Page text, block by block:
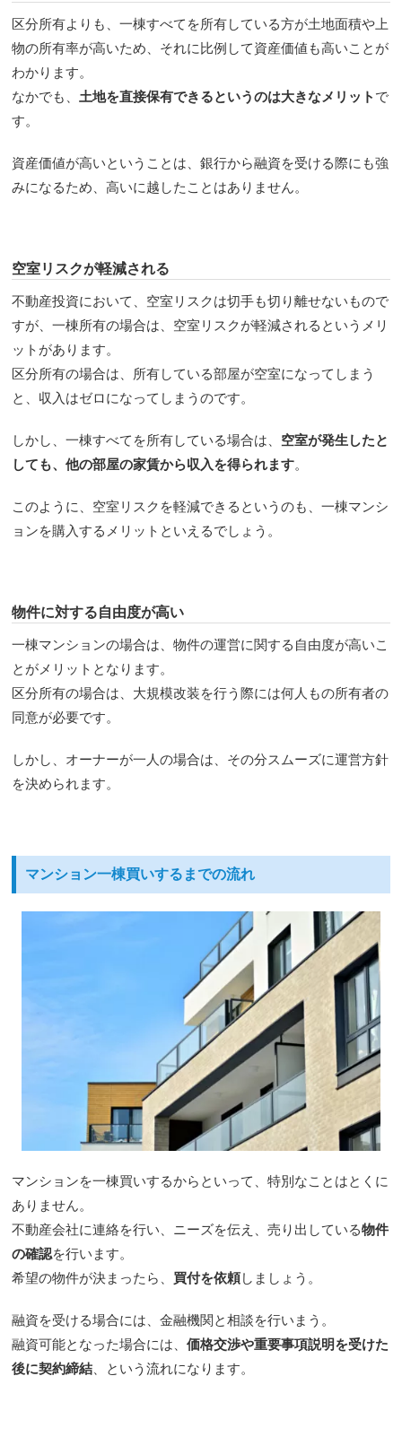
区分所有よりも、一棟すべてを所有している方が土地面積や上
物の所有率が高いため、それに比例して資産価値も高いことが
わかります。
なかでも、 土地を直接保有できるというのは大きなメリット で
す。
資産価値が高いということは、銀行から融資を受ける際にも強
みになるため、高いに越したことはありません。
空室リスクが軽減される
不動産投資において、空室リスクは切手も切り離せないもので
すが、一棟所有の場合は、空室リスクが軽減されるというメリ
ットがあります。
区分所有の場合は、所有している部屋が空室になってしまう
と、収入はゼロになってしまうのです。
しかし、一棟すべてを所有している場合は、 空室が発生したと
しても、他の部屋の家賃から収入を得られます。
このように、空室リスクを軽減できるというのも、一棟マンシ
ョンを購入するメリットといえるでしょう。
物件に対する自由度が高い
一棟マンションの場合は、物件の運営に関する自由度が高いこ
とがメリットとなります。
区分所有の場合は、大規模改装を行う際には何人もの所有者の
同意が必要です。
しかし、オーナーが一人の場合は、その分スムーズに運営方針
を決められます。
マンション一棟買いするまでの流れ
マンションを一棟買いするからといって、特別なことはとくに
ありません。
不動産会社に連絡を行い、ニーズを伝え、売り出している物件
の確認を行います。
希望の物件が決まったら、 買付を依頼しましょう。
融資を受ける場合には、金融機関と相談を行いまう。
融資可能となった場合には、価格交渉や重要事項説明を受けた
後に契約締結 、という流れになります。